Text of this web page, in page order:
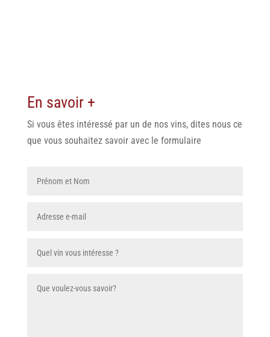
En savoir +
Si vous êtes intéressé par un de nos vins, dites nous ce
que vous souhaitez savoir avec le formulaire